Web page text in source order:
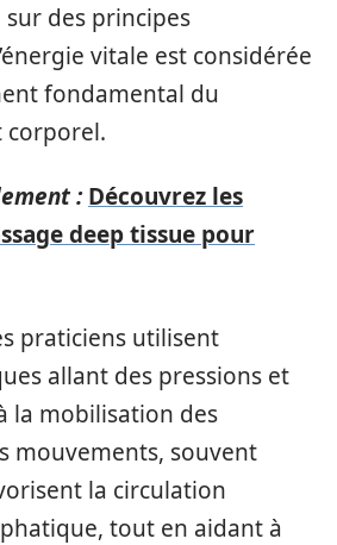
des principes
vitale est considérée
fondamental du
: Découvrez les
deep tissue pour
praticiens utilisent
allant des pressions et
la mobilisation des
mouvements, souvent
la circulation
tout en aidant à